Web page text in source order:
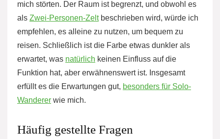
mich störten. Der Raum ist begrenzt, und obwohl es
als Zwei-Personen-Zeltbeschrieben wird, würde ich
empfehlen, es alleine zu nutzen, um bequem zu
reisen. Schließlich ist die Farbe etwas dunkler als
erwartet, was natürlich keinen Einfluss auf die
Funktion hat, aber erwähnenswert ist. Insgesamt
erfüllt es die Erwartungen gut, besonders für Solo-
Wanderer wie mich.
Häufig gestellte Fragen